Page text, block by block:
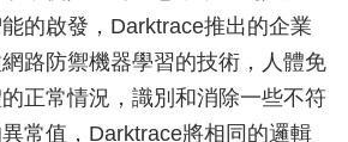
的啟發，Darktrace推出的企業
路防禦機器學習的技術，人體免
正常情況，識別和消除一些不符
常值，Darktrace將相同的邏輯